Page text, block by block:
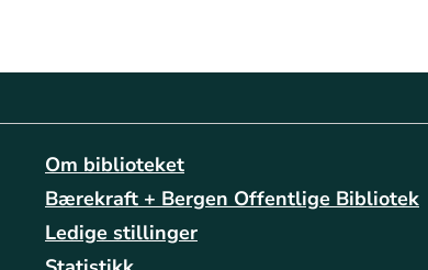
Om biblioteket
Bærekraft + Bergen Offentlige Bibliotek
Ledige stillinger